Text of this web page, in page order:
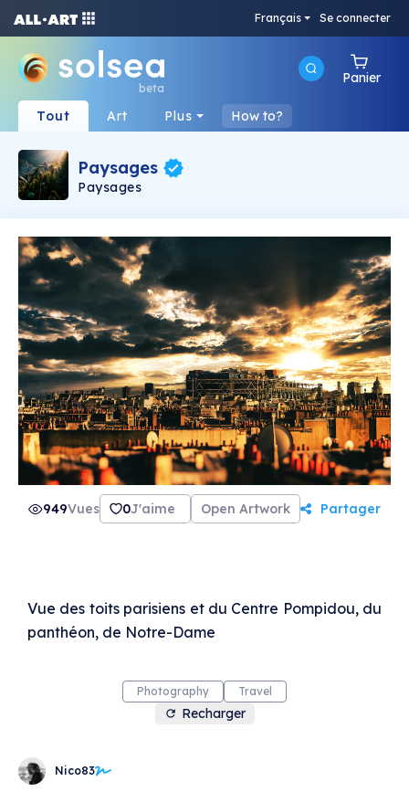
Français Se connecter
beta
Panier
Tout Art Plus How to?
Paysages
Paysages
949Vues 0J'aime Open Artwork Partager
Vue des toits parisiens et du Centre Pompidou, du
panthéon, de Notre-Dame
Photography Travel
Recharger
Nico83